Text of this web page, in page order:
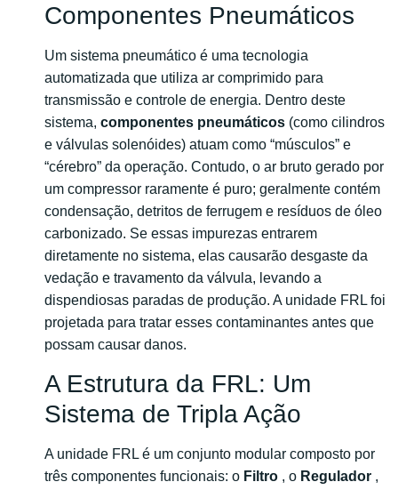
Componentes Pneumáticos
Um sistema pneumático é uma tecnologia
automatizada que utiliza ar comprimido para
transmissão e controle de energia. Dentro deste
sistema, componentes pneumáticos (como cilindros
e válvulas solenóides) atuam como “músculos” e
“cérebro” da operação. Contudo, o ar bruto gerado por
um compressor raramente é puro; geralmente contém
condensação, detritos de ferrugem e resíduos de óleo
carbonizado. Se essas impurezas entrarem
diretamente no sistema, elas causarão desgaste da
vedação e travamento da válvula, levando a
dispendiosas paradas de produção. A unidade FRL foi
projetada para tratar esses contaminantes antes que
possam causar danos.
A Estrutura da FRL: Um
Sistema de Tripla Ação
A unidade FRL é um conjunto modular composto por
três componentes funcionais: o Filtro , o Regulador ,